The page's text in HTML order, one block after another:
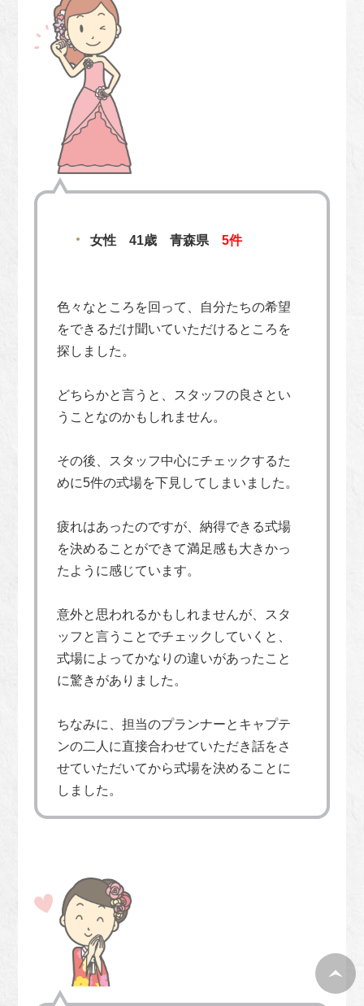
女性 41歳 青森県5件
色々なところを回って、自分たちの希望
をできるだけ聞いていただけるところを
探しました。
どちらかと言うと、スタッフの良さとい
うことなのかもしれません。
その後、スタッフ中心にチェックするた
めに5件の式場を下見してしまいました。
疲れはあったのですが、納得できる式場
を決めることができて満足感も大きかっ
たように感じています。
意外と思われるかもしれませんが、スタ
ッフと言うことでチェックしていくと、
式場によってかなりの違いがあったこと
に驚きがありました。
ちなみに、担当のプランナーとキャプテ
ンの二人に直接合わせていただき話をさ
せていただいてから式場を決めることに
しました。